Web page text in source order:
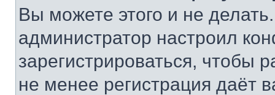
Вы можете этого и не
администратор настроил
зарегистрироваться, чтобы
не менее регистрация даёт